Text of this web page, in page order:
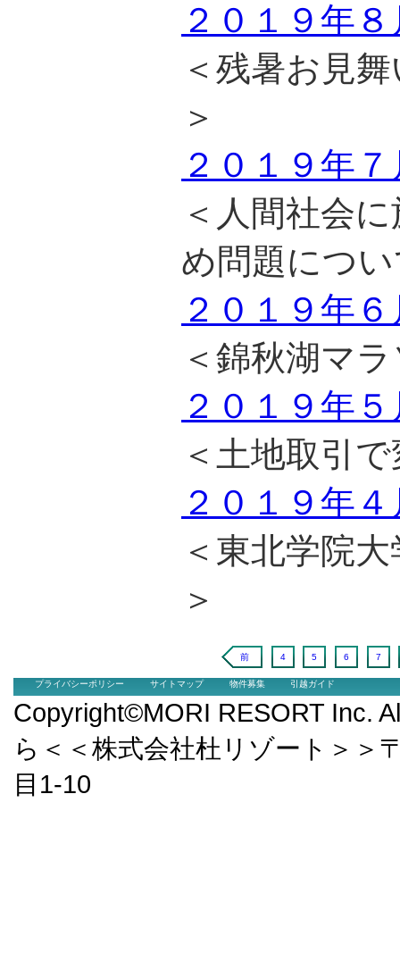
２０１９年
＜残暑お見
＞
２０１９年
＜人間社会
め問題につ
２０１９年
＜錦秋湖マ
２０１９年
＜土地取引
２０１９年
＜東北学院
＞
前 4 5 6 7
プライバシーポリシー サイトマップ 物件募集 引越ガイド
Copyright©MORI RESORT Inc.
ら＜＜株式会社杜リゾート＞＞
目1-10